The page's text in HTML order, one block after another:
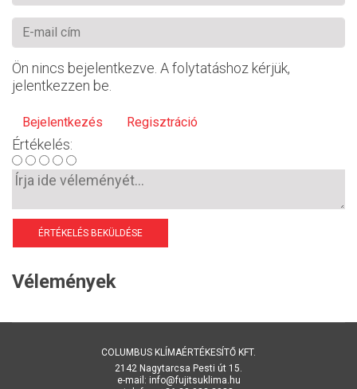
Ön nincs bejelentkezve. A folytatáshoz kérjük,
jelentkezzen be.
Bejelentkezés Regisztráció
Értékelés:
ÉRTÉKELÉS BEKÜLDÉSE
Vélemények
COLUMBUS KLÍMAÉRTÉKESÍTŐ KFT.
2142 Nagytarcsa Pesti út 15.
e-mail: info@fujitsuklima.hu